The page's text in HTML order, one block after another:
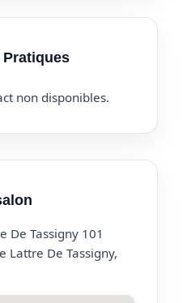
non disponibles.
De Tassigny 101
Lattre De Tassigny,